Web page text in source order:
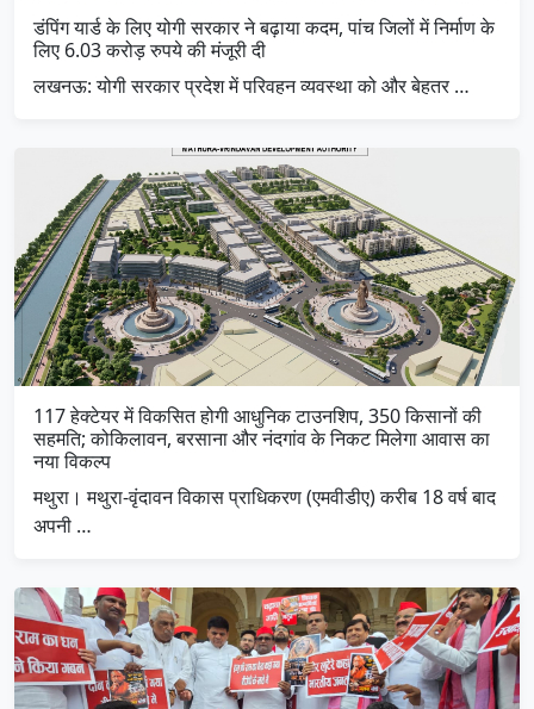
डंपिंग यार्ड के लिए योगी सरकार ने बढ़ाया कदम, पांच जिलों में निर्माण के
लिए 6.03 करोड़ रुपये की मंजूरी दी
लखनऊ: योगी सरकार प्रदेश में परिवहन व्यवस्था को और बेहतर …
117 हेक्टेयर में विकसित होगी आधुनिक टाउनशिप, 350 किसानों की
सहमति; कोकिलावन, बरसाना और नंदगांव के निकट मिलेगा आवास का
नया विकल्प
मथुरा। मथुरा-वृंदावन विकास प्राधिकरण (एमवीडीए) करीब 18 वर्ष बाद
अपनी …